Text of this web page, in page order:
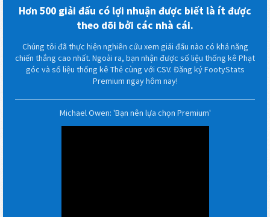
Hơn 500 giải đấu có lợi nhuận được biết là ít được
theo dõi bởi các nhà cái.
Chúng tôi đã thực hiện nghiên cứu xem giải đấu nào có khả năng
chiến thắng cao nhất. Ngoài ra, bạn nhận được số liệu thống kê Phạt
góc và số liệu thống kê Thẻ cùng với CSV. Đăng ký FootyStats
Premium ngay hôm nay!
Michael Owen: 'Bạn nên lựa chọn Premium'